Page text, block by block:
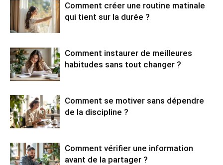
Comment créer une routine matinale
qui tient sur la durée ?
Comment instaurer de meilleures
habitudes sans tout changer ?
Comment se motiver sans dépendre
de la discipline ?
Comment vérifier une information
avant de la partager ?